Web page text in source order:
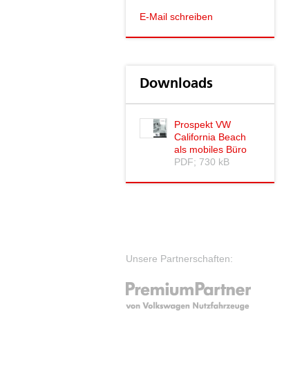
E-Mail schreiben
Downloads
Prospekt VW
California Beach
als mobiles Büro
PDF; 730 kB
Unsere Partnerschaften: